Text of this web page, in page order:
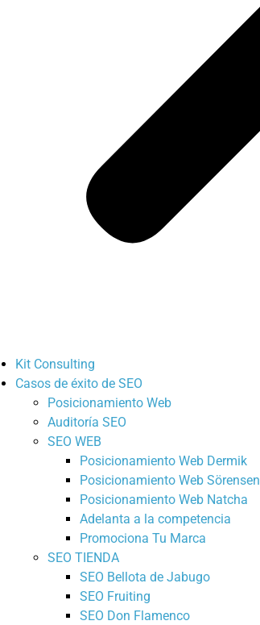
Kit Consulting
Casos de éxito de SEO
Posicionamiento Web
Auditoría SEO
SEO WEB
Posicionamiento Web Dermik
Posicionamiento Web Sörensen
Posicionamiento Web Natcha
Adelanta a la competencia
Promociona Tu Marca
SEO TIENDA
SEO Bellota de Jabugo
SEO Fruiting
SEO Don Flamenco